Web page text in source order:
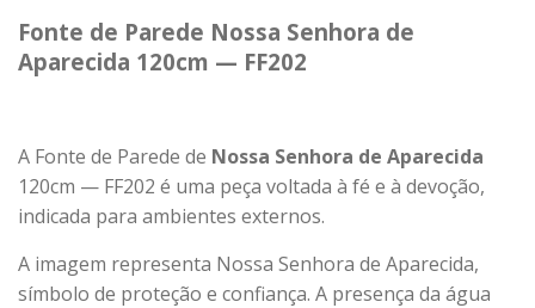
Fonte de Parede Nossa Senhora de
Aparecida 120cm — FF202
A Fonte de Parede de Nossa Senhora de Aparecida
120cm — FF202 é uma peça voltada à fé e à devoção,
indicada para ambientes externos.
A imagem representa Nossa Senhora de Aparecida,
símbolo de proteção e confiança. A presença da água